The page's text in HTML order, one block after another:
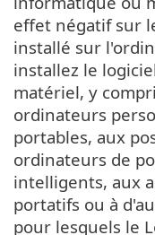
effet négatif sur
installé sur
installez le
matériel, y
ordinateurs
portables, aux
ordinateurs de
intelligents, aux
portatifs ou à
pour lesquels le